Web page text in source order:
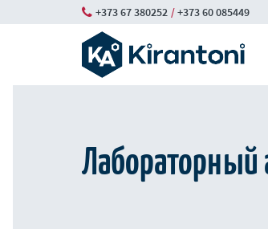
to
+373 67 380252 /+373 60 085449
Лабораторный